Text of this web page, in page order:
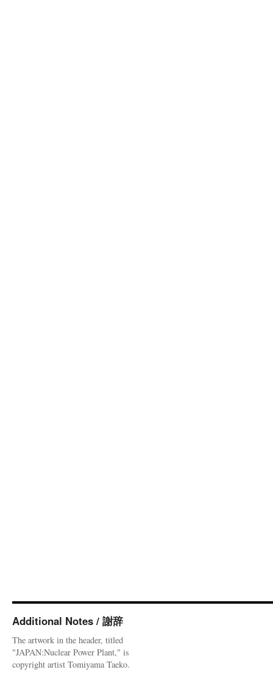
Additional Notes / 謝辞
The artwork in the header, titled
"JAPAN:Nuclear Power Plant," is
copyright artist Tomiyama Taeko.